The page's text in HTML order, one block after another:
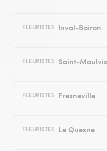
FLEURISTES Inval-Boiron
FLEURISTES Saint-Maulvis
FLEURISTES Fresneville
FLEURISTES Le Quesne